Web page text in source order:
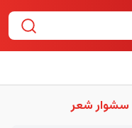
سشوار شعر